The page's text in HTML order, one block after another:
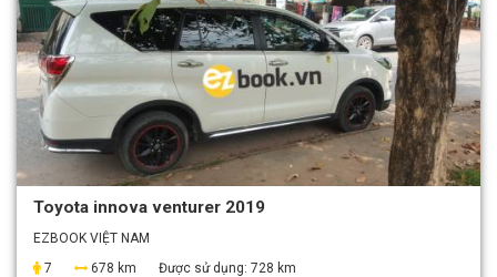
Toyota innova venturer 2019
EZBOOK VIỆT NAM
7
678 km Được sử dụng: 728 km